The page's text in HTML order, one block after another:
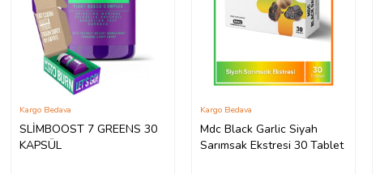
SLİMBOOST 7 GREENS 30
KAPSÜL
Kargo Bedava
Mdc Black Garlic Siyah
Sarımsak Ekstresi 30 Tablet
Kargo Bedava